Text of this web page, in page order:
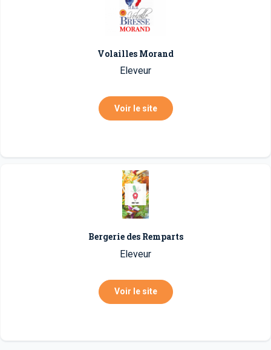
Volailles Morand
Eleveur
Voir le site
Bergerie des Remparts
Eleveur
Voir le site